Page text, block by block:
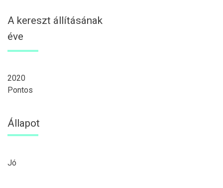
A kereszt állításának
éve
2020
Pontos
Állapot
Jó